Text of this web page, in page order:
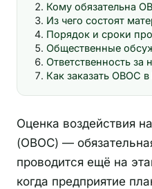
Кому обязательна
Из чего состоят
Порядок и сроки
Общественные
Ответственность за
Как заказать ОВОС
Оценка воздействия
(ОВОС) —
проводится ещё на
когда предприятие